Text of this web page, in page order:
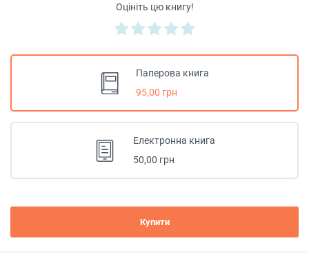
Оцініть цю книгу!
Паперова книга
95,00 грн
Електронна книга
50,00 грн
Купити